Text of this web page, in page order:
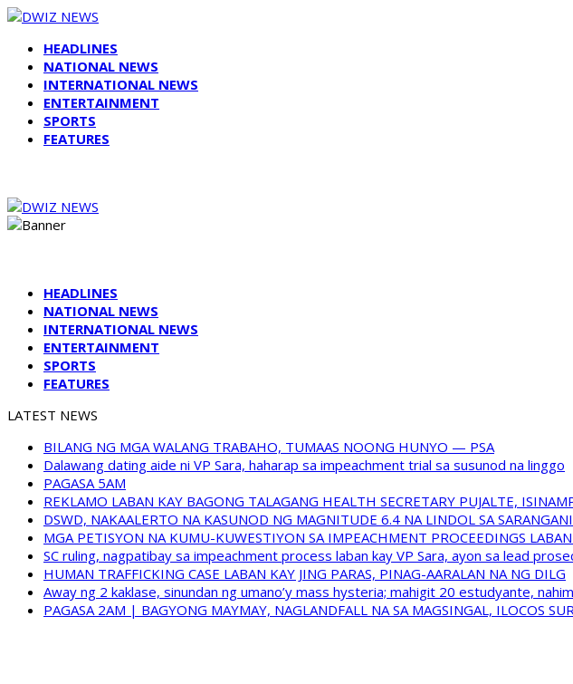
HEADLINES
NATIONAL NEWS
INTERNATIONAL NEWS
ENTERTAINMENT
SPORTS
FEATURES
HEADLINES
NATIONAL NEWS
INTERNATIONAL NEWS
ENTERTAINMENT
SPORTS
FEATURES
LATEST NEWS
BILANG NG MGA WALANG TRABAHO, TUMAAS NOONG HUNYO — PSA
Dalawang dating aide ni VP Sara, haharap sa impeachment trial sa susunod na linggo
PAGASA 5AM
REKLAMO LABAN KAY BAGONG TALAGANG HEALTH SECRETARY PUJALTE,
DSWD, NAKAALERTO NA KASUNOD NG MAGNITUDE 6.4 NA LINDOL SA
MGA PETISYON NA KUMU-KUWESTIYON SA IMPEACHMENT PROCEEDINGS
SC ruling, nagpatibay sa impeachment process laban kay VP Sara, ayon sa lead
HUMAN TRAFFICKING CASE LABAN KAY JING PARAS, PINAG-AARALAN NA NG DILG
Away ng 2 kaklase, sinundan ng umano’y mass hysteria; mahigit 20 estudyante,
PAGASA 2AM | BAGYONG MAYMAY, NAGLANDFALL NA SA MAGSINGAL, ILOCOS